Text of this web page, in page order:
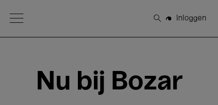
Open Menu
Zoeken
Inloggen
Nu bij Bozar